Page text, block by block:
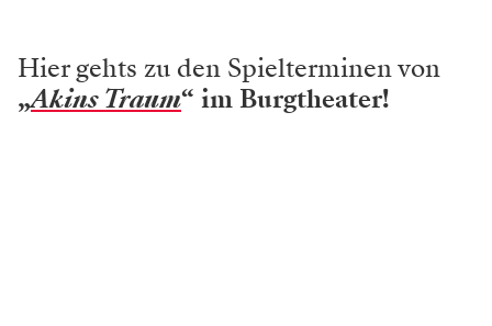
Hier gehts zu den Spielterminen von
„Akins Traum“ im Burgtheater!